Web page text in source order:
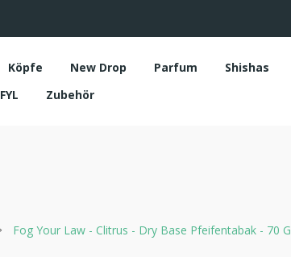
Köpfe New Drop Parfum Shishas
FYL Zubehör
Fog Your Law - Clitrus - Dry Base Pfeifentabak - 70 G